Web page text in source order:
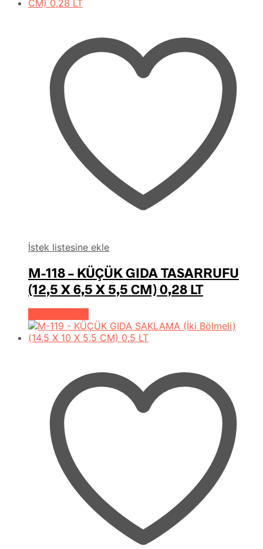
İstek listesine ekle
M-118 – KÜÇÜK GIDA TASARRUFU
(12,5 X 6,5 X 5,5 CM) 0,28 LT